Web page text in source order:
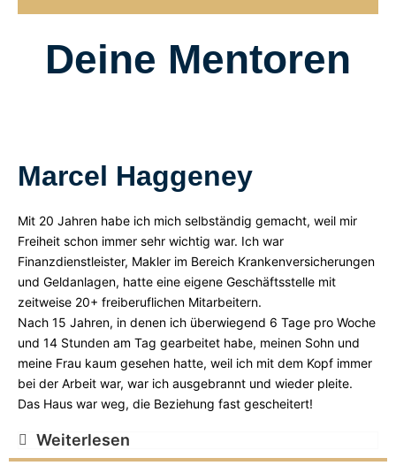
Deine Mentoren
Marcel Haggeney
Mit 20 Jahren habe ich mich selbständig gemacht, weil mir
Freiheit schon immer sehr wichtig war. Ich war
Finanzdienstleister, Makler im Bereich Krankenversicherungen
und Geldanlagen, hatte eine eigene Geschäftsstelle mit
zeitweise 20+ freiberuflichen Mitarbeitern.
Nach 15 Jahren, in denen ich überwiegend 6 Tage pro Woche
und 14 Stunden am Tag gearbeitet habe, meinen Sohn und
meine Frau kaum gesehen hatte, weil ich mit dem Kopf immer
bei der Arbeit war, war ich ausgebrannt und wieder pleite.
Das Haus war weg, die Beziehung fast gescheitert!
Weiterlesen